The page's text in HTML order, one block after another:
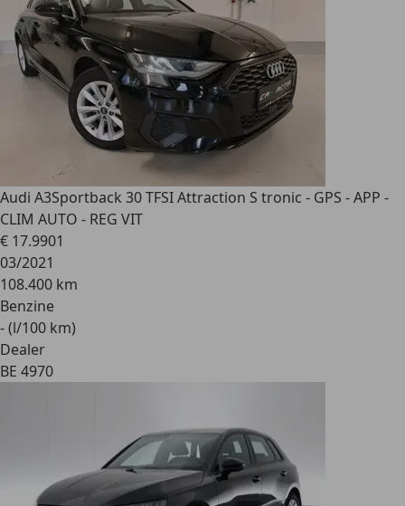
Audi A3Sportback 30 TFSI Attraction S tronic - GPS - APP -
CLIM AUTO - REG VIT
€ 17.9901
03/2021
108.400 km
Benzine
- (l/100 km)
Dealer
BE 4970